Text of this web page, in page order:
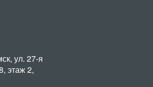
ул. 27-я
этаж 2,